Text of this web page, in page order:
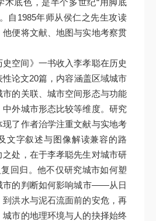
自1985年师从侯仁之先生攻读
他便将文献、地图与实地考察贯
史空间》一书收入李孝聪在历史
论文20篇，内容涵盖区域城市
的关联、城市空间形态与功能
外城市形态比较等维度。研究
了作者治学注重文献与实地考
文字叙述与图像解读兼容的路
处，在于李孝聪先生对城市研
复回归。他不仅研究城市如何塑
市的判断如何影响城市——从日
洪水与泥石流面前的安危，再
市的地理环境与人的抉择始终